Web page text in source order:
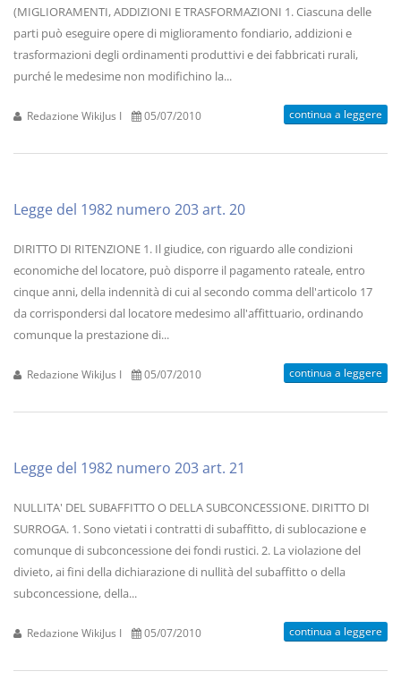
(MIGLIORAMENTI, ADDIZIONI E TRASFORMAZIONI 1. Ciascuna delle
parti può eseguire opere di miglioramento fondiario, addizioni e
trasformazioni degli ordinamenti produttivi e dei fabbricati rurali,
purché le medesime non modifichino la...
Redazione WikiJus I 05/07/2010 continua a leggere
Legge del 1982 numero 203 art. 20
DIRITTO DI RITENZIONE 1. Il giudice, con riguardo alle condizioni
economiche del locatore, può disporre il pagamento rateale, entro
cinque anni, della indennità di cui al secondo comma dell'articolo 17
da corrispondersi dal locatore medesimo all'affittuario, ordinando
comunque la prestazione di...
Redazione WikiJus I 05/07/2010 continua a leggere
Legge del 1982 numero 203 art. 21
NULLITA' DEL SUBAFFITTO O DELLA SUBCONCESSIONE. DIRITTO DI
SURROGA. 1. Sono vietati i contratti di subaffitto, di sublocazione e
comunque di subconcessione dei fondi rustici. 2. La violazione del
divieto, ai fini della dichiarazione di nullità del subaffitto o della
subconcessione, della...
Redazione WikiJus I 05/07/2010 continua a leggere